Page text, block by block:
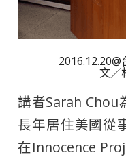
文／
講者Sarah Chou
長年居住美國從
在Innocence